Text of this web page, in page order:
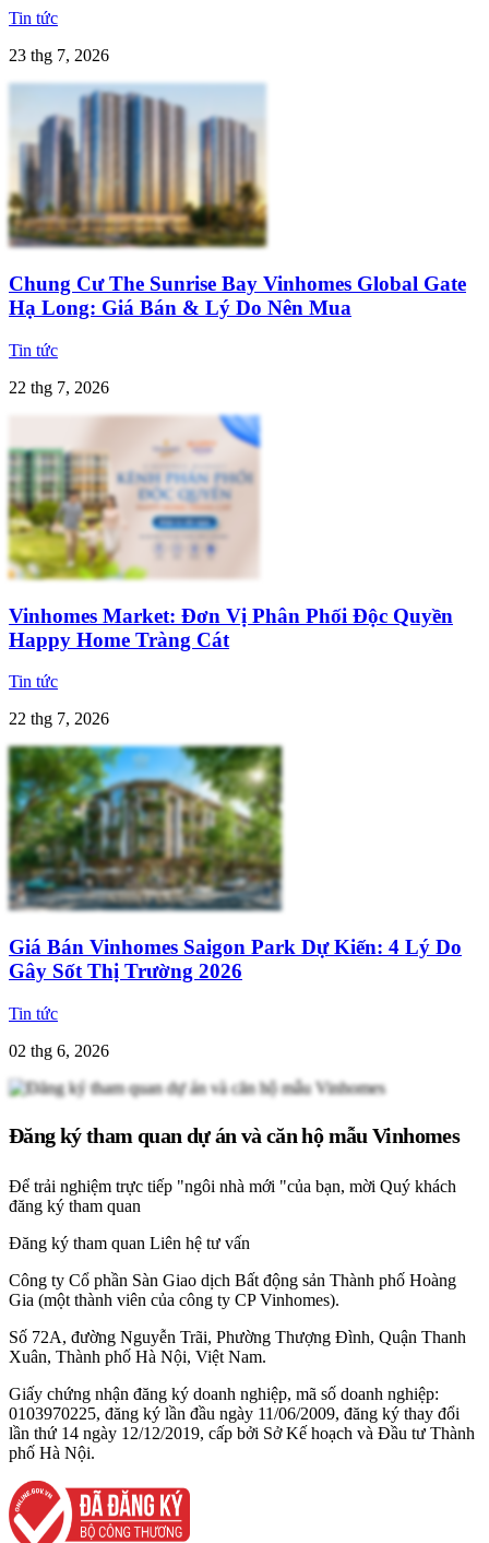
Tin tức
23 thg 7, 2026
Chung Cư The Sunrise Bay Vinhomes Global Gate
Hạ Long: Giá Bán & Lý Do Nên Mua
Tin tức
22 thg 7, 2026
Vinhomes Market: Đơn Vị Phân Phối Độc Quyền
Happy Home Tràng Cát
Tin tức
22 thg 7, 2026
Giá Bán Vinhomes Saigon Park Dự Kiến: 4 Lý Do
Gây Sốt Thị Trường 2026
Tin tức
02 thg 6, 2026
Đăng ký tham quan dự án và căn hộ mẫu Vinhomes
Để trải nghiệm trực tiếp "ngôi nhà mới "của bạn, mời Quý khách
đăng ký tham quan
Đăng ký tham quan Liên hệ tư vấn
Công ty Cổ phần Sàn Giao dịch Bất động sản Thành phố Hoàng
Gia (một thành viên của công ty CP Vinhomes).
Số 72A, đường Nguyễn Trãi, Phường Thượng Đình, Quận Thanh
Xuân, Thành phố Hà Nội, Việt Nam.
Giấy chứng nhận đăng ký doanh nghiệp, mã số doanh nghiệp:
0103970225, đăng ký lần đầu ngày 11/06/2009, đăng ký thay đổi
lần thứ 14 ngày 12/12/2019, cấp bởi Sở Kế hoạch và Đầu tư Thành
phố Hà Nội.